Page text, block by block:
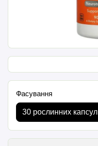
Фасування
30 рослинних капсул